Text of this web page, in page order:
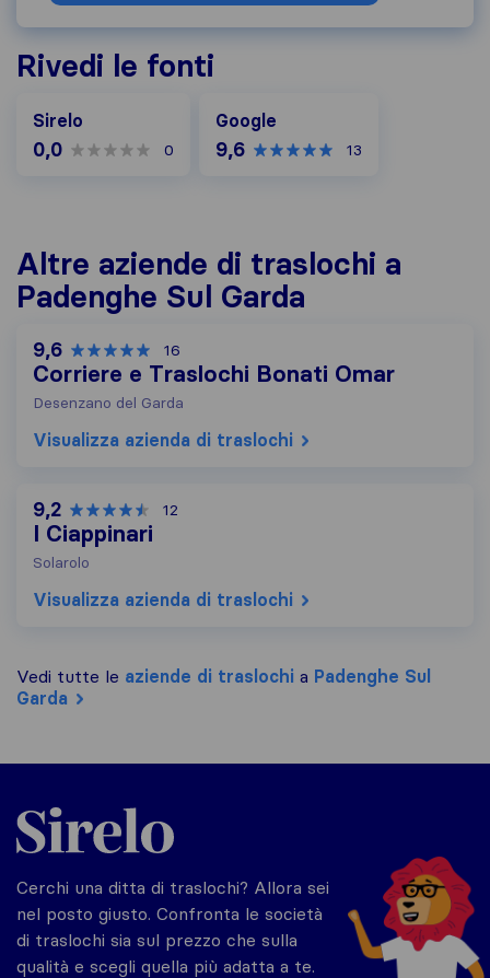
Rivedi le fonti
Sirelo
0,0 0
Google
9,6 13
Altre aziende di traslochi a
Padenghe Sul Garda
9,6 16
Corriere e Traslochi Bonati Omar
Desenzano del Garda
Visualizza azienda di traslochi
9,2 12
I Ciappinari
Solarolo
Visualizza azienda di traslochi
Vedi tutte le aziende di traslochi a Padenghe Sul
Garda
Sirelo.it
Cerchi una ditta di traslochi? Allora sei
nel posto giusto. Confronta le società
di traslochi sia sul prezzo che sulla
qualità e scegli quella più adatta a te.